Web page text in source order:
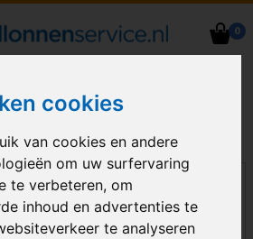
cookies
van cookies en andere
om uw surfervaring
te verbeteren, om
inhoud en advertenties te
te analyseren
0